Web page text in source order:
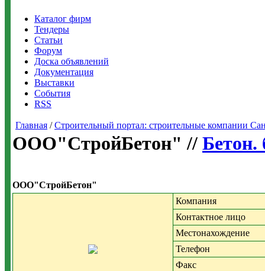
Каталог фирм
Тендеры
Статьи
Форум
Доска объявлений
Документация
Выставки
События
RSS
Главная /Строительный портал: строительные компании
ООО"СтройБетон" // Бетон.
ООО"СтройБетон"
Компания
Контактное лицо
Местонахождение
Телефон
Факс